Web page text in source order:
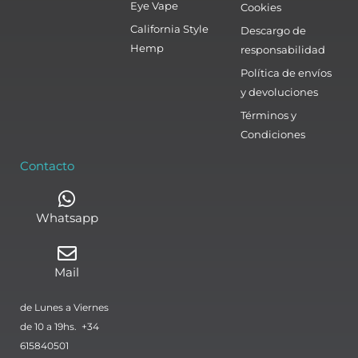
Eye Vape
California Style
Hemp
Cookies
Descargo de
responsabilidad
Política de envíos
y devoluciones
Términos y
Condiciones
Contacto
Whatsapp
Mail
de Lunes a Viernes
de 10 a 19hs. +34
615840501